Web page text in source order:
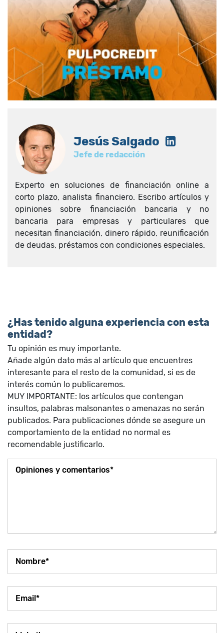
Jesús Salgado
Jefe de redacción
Experto en soluciones de financiación online a
corto plazo, analista financiero. Escribo artículos y
opiniones sobre financiación bancaria y no
bancaria para empresas y particulares que
necesitan financiación, dinero rápido, reunificación
de deudas, préstamos con condiciones especiales.
¿Has tenido alguna experiencia con esta
entidad?
Tu opinión es muy importante.
Añade algún dato más al artículo que encuentres
interesante para el resto de la comunidad, si es de
interés común lo publicaremos.
MUY IMPORTANTE: los artículos que contengan
insultos, palabras malsonantes o amenazas no serán
publicados. Para publicaciones dónde se asegure un
comportamiento de la entidad no normal es
recomendable justificarlo.